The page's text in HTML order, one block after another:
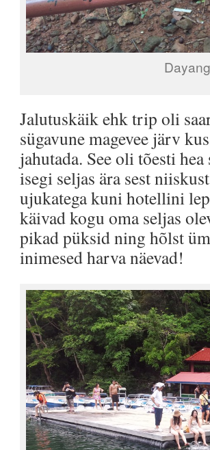
Jalutuskäik ehk trip oli
sügavune magevee järv
jahutada. See oli tõesti
isegi seljas ära sest
ujukatega kuni hotellini
käivad kogu oma seljas
pikad püksid ning hõlst
inimesed harva näevad!